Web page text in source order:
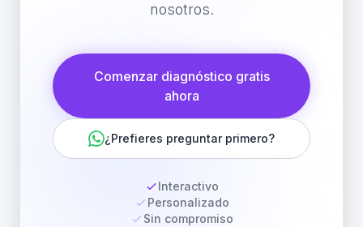
nosotros.
Comenzar diagnóstico gratis
ahora
¿Prefieres preguntar primero?
Interactivo
Personalizado
Sin compromiso